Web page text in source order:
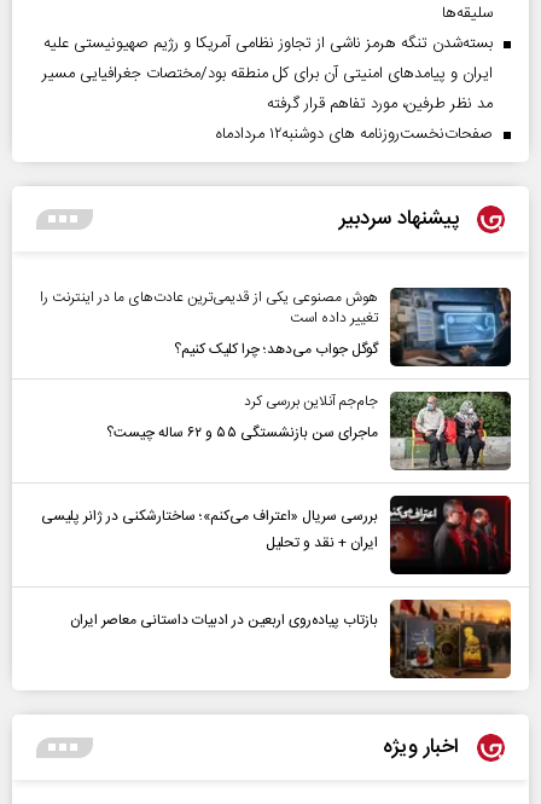
سلیقه‌ها
بسته‌شدن تنگه هرمز ناشی از تجاوز نظامی آمریکا و رژیم صهیونیستی علیه
ایران و پیامد‌های امنیتی آن برای کل منطقه بود/مختصات جغرافیایی مسیر
مد نظر طرفین، مورد تفاهم قرار گرفته
صفحات‌نخست‌روزنامه ها‌ی دوشنبه‌۱۲ مردادماه
پیشنهاد سردبیر
هوش مصنوعی یکی از قدیمی‌ترین عادت‌های ما در اینترنت را
تغییر داده است
گوگل جواب می‌دهد؛ چرا کلیک کنیم؟
جام‌جم آنلاین بررسی کرد
ماجرای سن بازنشستگی ۵۵ و ۶۲ ساله چیست؟
بررسی سریال «اعتراف می‌کنم»؛ ساختارشکنی در ژانر پلیسی
ایران + نقد و تحلیل
بازتاب پیاده‌روی اربعین در ادبیات داستانی معاصر ایران
اخبار ویژه